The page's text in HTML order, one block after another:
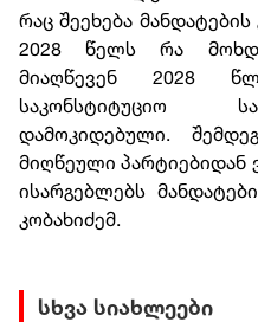
რაც შეეხება
2028 წელს რა
მიაღწევენ 2028
საკონსტიტუციო
დამოკიდებული.
მიღწეული პარტიებიდან
ისარგებლებს
კობახიძემ.
სხვა სიახლეები